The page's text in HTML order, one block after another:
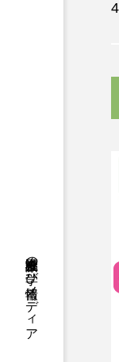
医療介護福祉の学び情報メディア